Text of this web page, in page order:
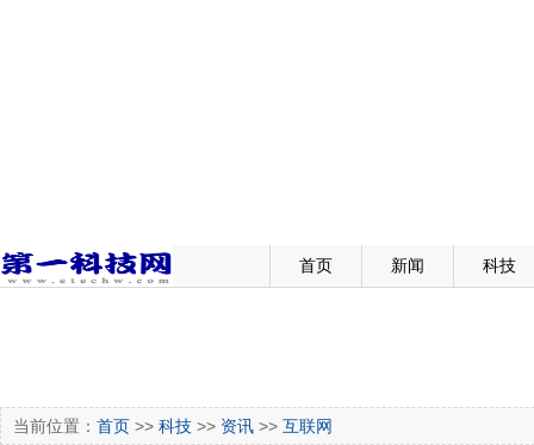
首页 新闻 科技
当前位置： 首页 >> 科技 >> 资讯 >> 互联网